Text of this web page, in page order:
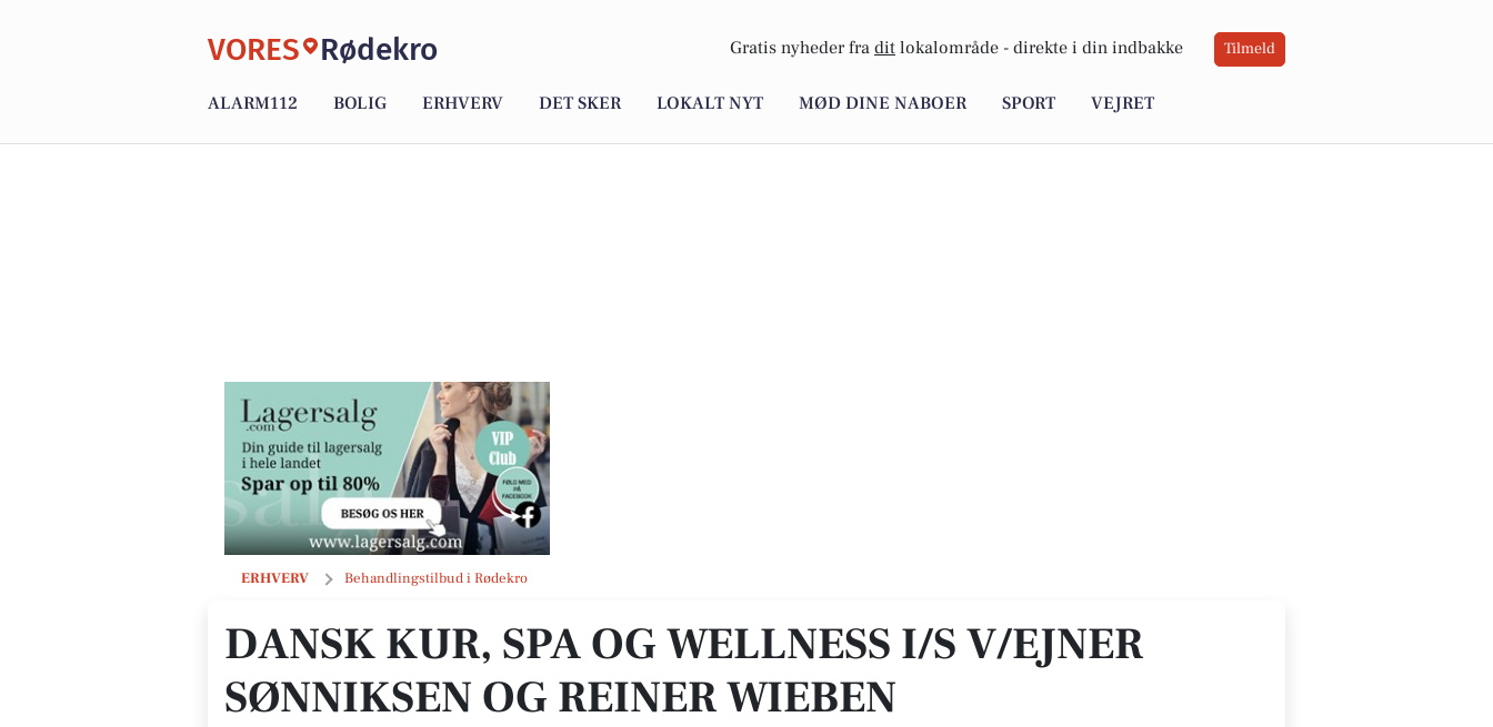
VORES Rødekro Gratis nyheder fra dit lokalområde - direkte i din indbakke Tilmeld
ALARM112 BOLIG ERHVERV DET SKER LOKALT NYT MØD DINE NABOER SPORT VEJRET
ERHVERV Behandlingstilbud i Rødekro
Dansk Kur, Spa og Wellness I/S v/Ejner Sønniksen og Reiner Wieben
DANSK KUR, SPA OG WELLNESS I/S V/EJNER
SØNNIKSEN OG REINER WIEBEN